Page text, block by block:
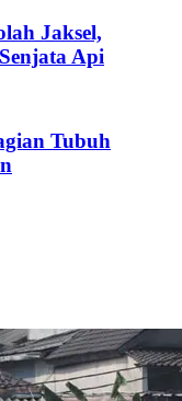
Jaksel,
Api
Tubuh